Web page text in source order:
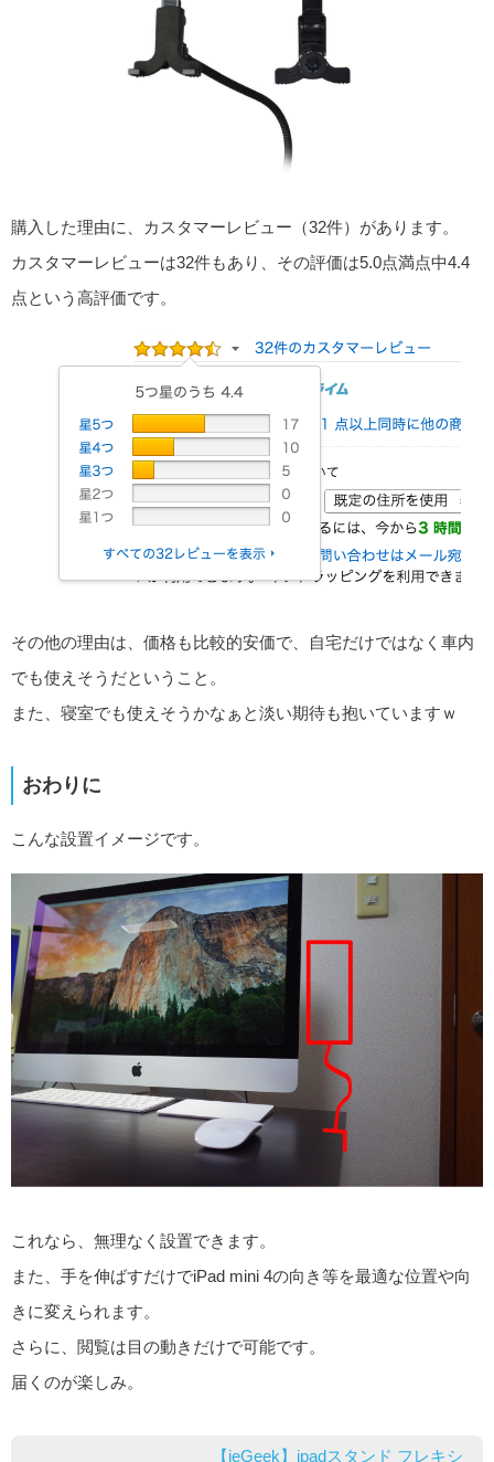
購入した理由に、カスタマーレビュー（32件）があります。
カスタマーレビューは32件もあり、その評価は5.0点満点中4.4
点という高評価です。
その他の理由は、価格も比較的安価で、自宅だけではなく車内
でも使えそうだということ。
また、寝室でも使えそうかなぁと淡い期待も抱いていますｗ
おわりに
こんな設置イメージです。
これなら、無理なく設置できます。
また、手を伸ばすだけでiPad mini 4の向き等を最適な位置や向
きに変えられます。
さらに、閲覧は目の動きだけで可能です。
届くのが楽しみ。
【ieGeek】ipadスタンド フレキシ